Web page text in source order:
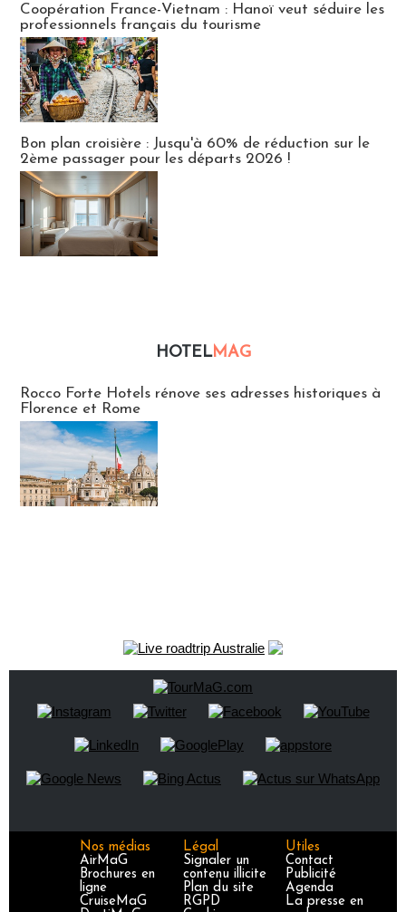
Coopération France-Vietnam : Hanoï veut séduire les
professionnels français du tourisme
Bon plan croisière : Jusqu'à 60% de réduction sur le
2ème passager pour les départs 2026 !
HOTELMAG
Rocco Forte Hotels rénove ses adresses historiques à
Florence et Rome
Nos médias
AirMaG
Brochures en
ligne
CruiseMaG
Légal
Signaler un
contenu illicite
Plan du site
RGPD
Utiles
Contact
Publicité
Agenda
La presse en